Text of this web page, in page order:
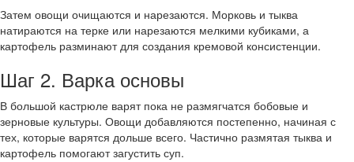
Затем овощи очищаются и нарезаются. Морковь и тыква
натираются на терке или нарезаются мелкими кубиками, а
картофель разминают для создания кремовой консистенции.
Шаг 2. Варка основы
В большой кастрюле варят пока не размягчатся бобовые и
зерновые культуры. Овощи добавляются постепенно, начиная с
тех, которые варятся дольше всего. Частично размятая тыква и
картофель помогают загустить суп.